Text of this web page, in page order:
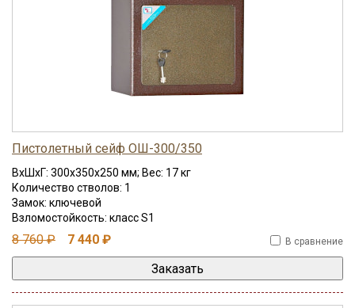
В сравнение
Пистолетный сейф ОШ-300/350
ВхШхГ: 300x350x250 мм; Вес: 17 кг
Количество стволов: 1
Замок: ключевой
Взломостойкость: класс S1
8 760 ₽ 7 440 ₽